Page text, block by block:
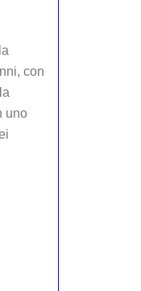
con
uno